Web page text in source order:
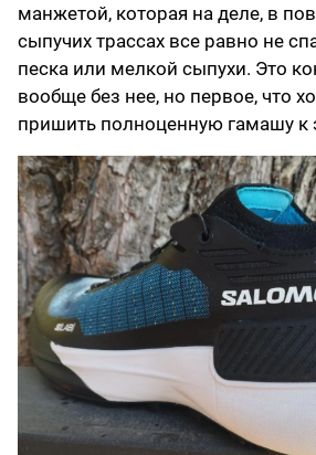
манжетой, которая на деле, в
сыпучих трассах все равно не
песка или мелкой сыпухи. Это
вообще без нее, но первое, что
пришить полноценную гамашу к